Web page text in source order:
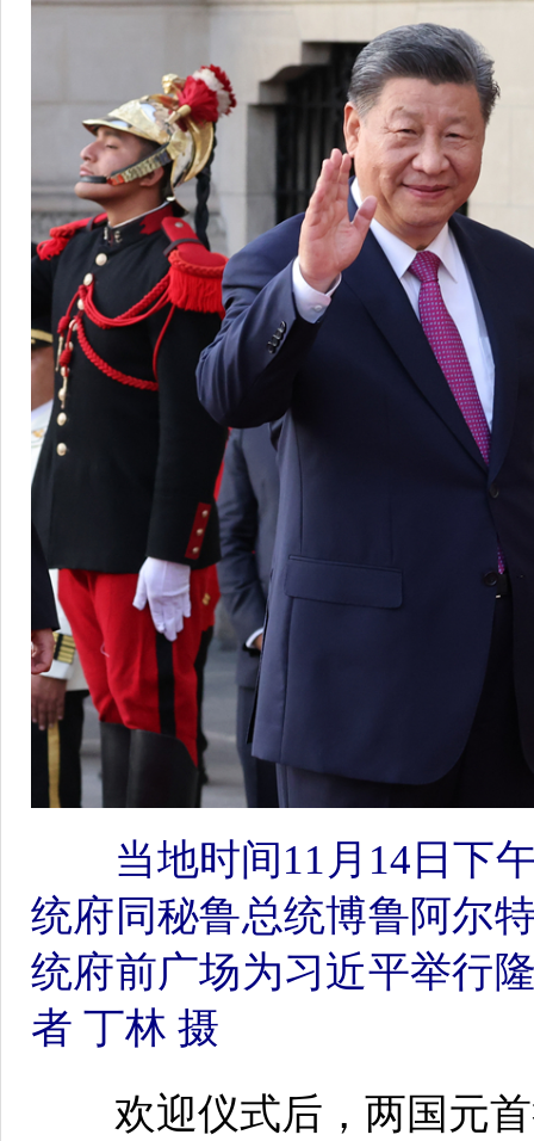
当地时间11月14日下午
统府同秘鲁总统博鲁阿尔
统府前广场为习近平举行
者 丁林 摄
欢迎仪式后，两国元首